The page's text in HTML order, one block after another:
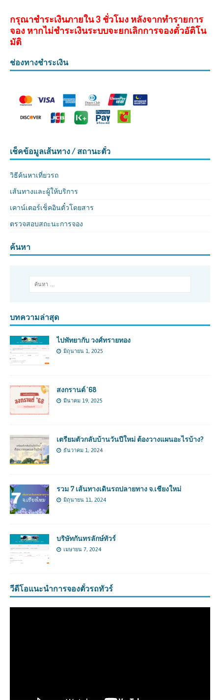
กรุณาชำระเงินภายใน 3 ชั่วโมง หลังจากทำรายการ
จอง หากไม่ชำระเงินระบบจะยกเลิกการจองตั๋วอัติโน
มัติ
ช่องทางชำระเงิน
เช็คข้อมูลเส้นทาง / สถานะตั๋ว
วิธีค้นหาเที่ยวรถ
เส้นทางและผู้ให้บริการ
เคาน์เตอร์เช็คอินตั๋วโดยสาร
ตรวจสอบสถะนะการจอง
ค้นหา
บทความล่าสุด
ไปพัทยากับ วงศ์ทรายทอง
มิถุนายน 1, 2025
สงกรานต์ ’68
มีนาคม 19, 2025
เตรียมตัวกลับบ้านวันปีใหม่ ต้องวางแผนอะไรบ้าง?
ธันวาคม 1, 2024
รวม 7 เส้นทางเดินรถปลายทาง จ.เชียงใหม่
มิถุนายน 11, 2024
บริษัทกันทรลักษ์ทัวร์
เมษายน 7, 2024
วีดีโอแนะนำการจองตั๋วรถทัวร์